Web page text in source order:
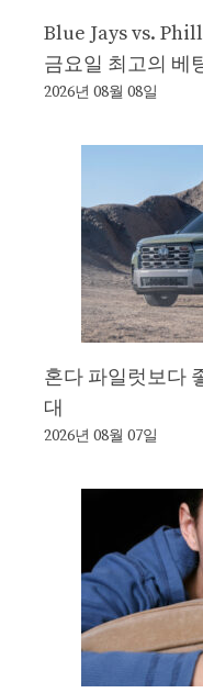
Blue Jays vs.
금요일 최고의 베
2026년 08월 08일
혼다 파일럿보다
대
2026년 08월 07일